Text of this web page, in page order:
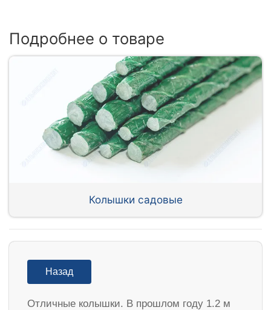
Подробнее о товаре
Колышки садовые
Назад
Отличные колышки. В прошлом году 1.2 м